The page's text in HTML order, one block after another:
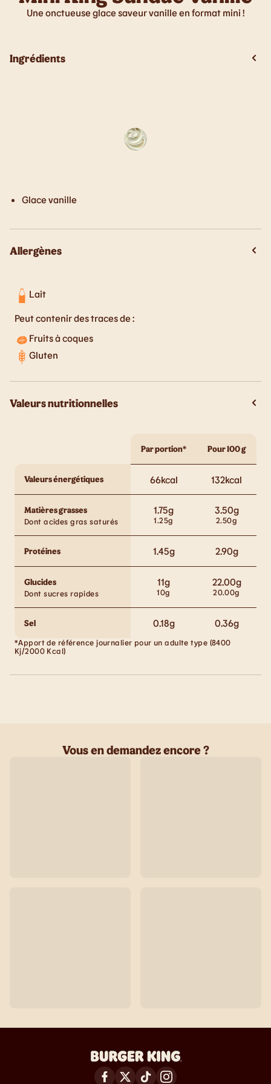
Une onctueuse glace saveur vanille en format mini !
Ingrédients
Glace vanille
Allergènes
Lait
Peut contenir des traces de :
Fruits à coques
Gluten
Valeurs nutritionnelles
Par portion* Pour 100 g
Valeurs énergétiques 66kcal 132kcal
Matières grasses 1.75g 3.50g
Dont acides gras saturés 1.25g 2.50g
Protéines 1.45g 2.90g
Glucides 11g 22.00g
Dont sucres rapides 10g 20.00g
Sel 0.18g 0.36g
*Apport de référence journalier pour un adulte type (8400
Kj/2000 Kcal)
Vous en demandez encore ?